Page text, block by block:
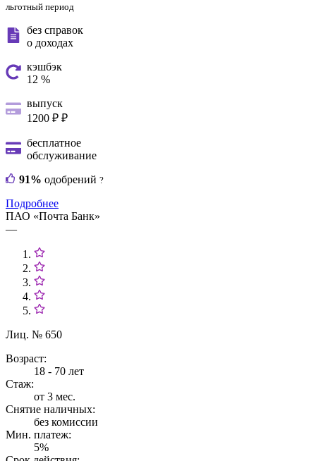
льготный период
без справок
о доходах
кэшбэк
12 %
выпуск
1200 ₽ ₽
бесплатное
обслуживание
91% одобрений ?
Подробнее
ПАО «Почта Банк»
—
Лиц. № 650
Возраст:
18 - 70 лет
Стаж:
от 3 мес.
Снятие наличных:
без комиссии
Мин. платеж:
5%